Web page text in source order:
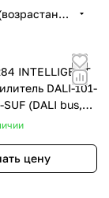
По умолчанию (возрастание)
INTELLIGENT
DALI-101-
(DALI bus,
-)
цену